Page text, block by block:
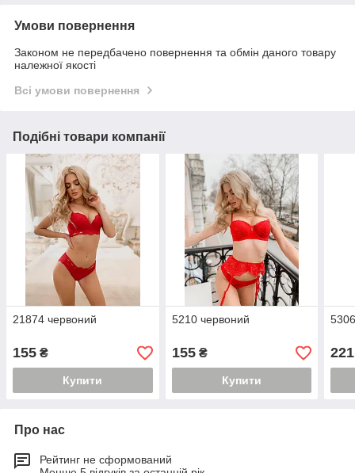
Умови повернення
Законом не передбачено повернення та обмін даного товару
належної якості
Всі умови повернення
Подібні товари компанії
21874 червоний
155 ₴
Купити
5210 червоний
155₴
Купити
221
Про нас
Рейтинг не сформований